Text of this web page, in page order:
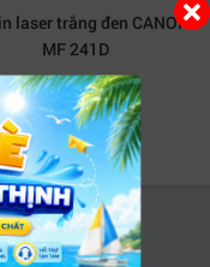
laser trắng đen CANON
MF 241D
8,290,000 VNĐ
MSP: NY-MF241D